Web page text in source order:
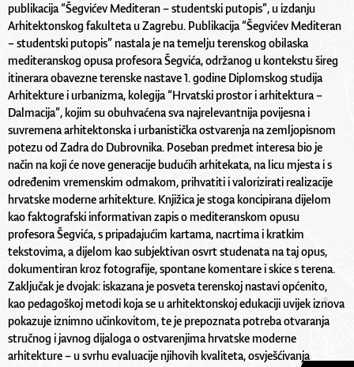
publikacija “Šegvićev Mediteran – studentski putopis”, u izdanju
Arhitektonskog fakulteta u Zagrebu. Publikacija “Šegvićev Mediteran
– studentski putopis” nastala je na temelju terenskog obilaska
mediteranskog opusa profesora Šegvića, održanog u kontekstu šireg
itinerara obavezne terenske nastave 1. godine Diplomskog studija
Arhitekture i urbanizma, kolegija “Hrvatski prostor i arhitektura –
Dalmacija”, kojim su obuhvaćena sva najrelevantnija povijesna i
suvremena arhitektonska i urbanistička ostvarenja na zemljopisnom
potezu od Zadra do Dubrovnika. Poseban predmet interesa bio je
način na koji će nove generacije budućih arhitekata, na licu mjesta i s
određenim vremenskim odmakom, prihvatiti i valorizirati realizacije
hrvatske moderne arhitekture. Knjižica je stoga koncipirana dijelom
kao faktografski informativan zapis o mediteranskom opusu
profesora Šegvića, s pripadajućim kartama, nacrtima i kratkim
tekstovima, a dijelom kao subjektivan osvrt studenata na taj opus,
dokumentiran kroz fotografije, spontane komentare i skice s terena.
Zaključak je dvojak: iskazana je posveta terenskoj nastavi općenito,
kao pedagoškoj metodi koja se u arhitektonskoj edukaciji uvijek iznova
pokazuje iznimno učinkovitom, te je prepoznata potreba otvaranja
stručnog i javnog dijaloga o ostvarenjima hrvatske moderne
arhitekture – u svrhu evaluacije njihovih kvaliteta, osvješćivanja